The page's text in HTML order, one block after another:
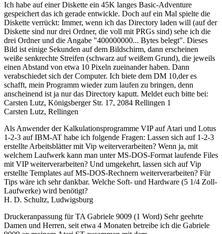
Ich habe auf einer Diskette ein 45K langes Basic-Adventure
gespeichert das ich gerade entwickle. Doch auf ein Mal spielte die
Diskette verrückt: Immer, wenn ich das Directory laden will (auf der
Diskette sind nur drei Ordner, die voll mit PRGs sind) sehe ich die
drei Ordner und die Angabe "400000000... Bytes belegt". Dieses
Bild ist einige Sekunden auf dem Bildschirm, dann erscheinen
weiße senkrechte Streifen (schwarz auf weißem Grund), die jeweils
einen Abstand von etwa 10 Pixeln zueinander haben. Dann
verabschiedet sich der Computer. Ich biete dem DM 10,der es
schafft, mein Programm wieder zum laufen zu bringen, denn
anscheinend ist ja nur das Directory kaputt. Meldet euch bitte bei:
Carsten Lutz, Königsberger Str. 17, 2084 Rellingen 1
Carsten Lutz, Rellingen
Als Anwender der Kalkulationsprogramme VIP auf Atari und Lotus
1-2-3 auf IBM-AT habe ich folgende Fragen: Lassen sich auf 1-2-3
erstellte Arbeitsblätter mit Vip weiterverarbeiten? Wenn ja, mit
welchem Laufwerk kann man unter MS-DOS-Format laufende Files
mit VIP weiterverarbeiten? Und umgekehrt, lassen sich auf Vip
erstellte Templates auf MS-DOS-Rechnern weiterverarbeiten? Für
Tips wäre ich sehr dankbar. Welche Soft- und Hardware (5 1/4 Zoll-
Laufwerke) wird benötigt?
H. D. Schultz, Ludwigsburg
Druckeranpassung für TA Gabriele 9009 (1 Word) Sehr geehrte
Damen und Herren, seit etwa 4 Monaten betreibe ich die Gabriele